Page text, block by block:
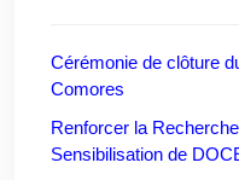
Cérémonie de clôture
Comores
Renforcer la
Sensibilisation de